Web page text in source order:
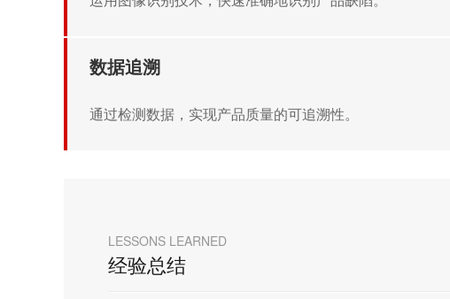
数据追溯
通过检测数据，实现产品质量的可追溯性。
LESSONS LEARNED
经验总结